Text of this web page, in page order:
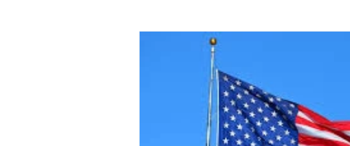
お知らせ☆What's News